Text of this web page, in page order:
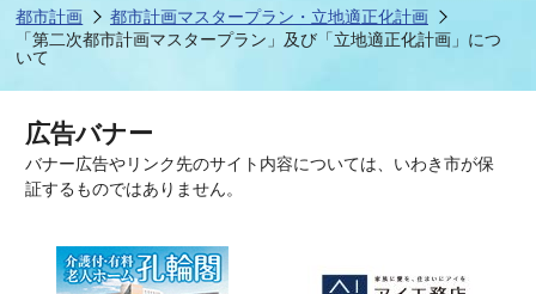
都市計画
都市計画マスタープラン・立地適正化計画
「第二次都市計画マスタープラン」及び「立地適正化計画」につ
いて
広告バナー
バナー広告やリンク先のサイト内容については、いわき市が保
証するものではありません。